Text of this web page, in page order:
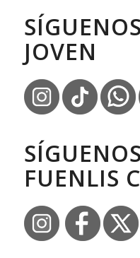
JOVEN
FUENLIS